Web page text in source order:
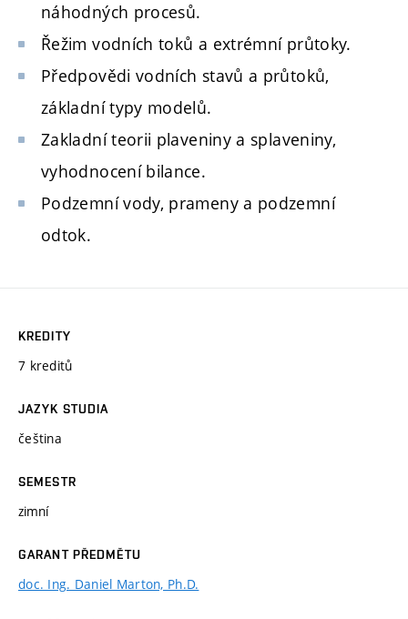
náhodných procesů.
Řežim vodních toků a extrémní průtoky.
Předpovědi vodních stavů a průtoků,
základní typy modelů.
Zakladní teorii plaveniny a splaveniny,
vyhodnocení bilance.
Podzemní vody, prameny a podzemní
odtok.
KREDITY
7 kreditů
JAZYK STUDIA
čeština
SEMESTR
zimní
GARANT PŘEDMĚTU
doc. Ing. Daniel Marton, Ph.D.